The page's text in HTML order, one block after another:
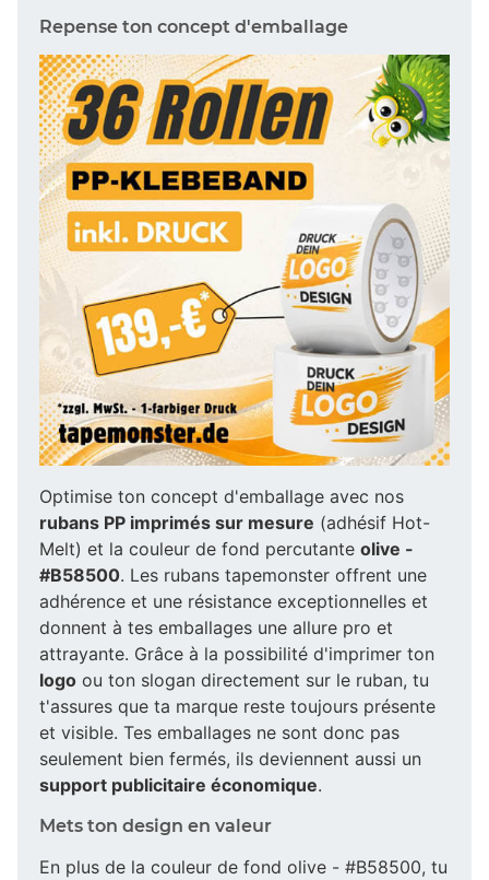
Repense ton concept d'emballage
Optimise ton concept d'emballage avec nos
rubans PP imprimés sur mesure (adhésif Hot-
Melt) et la couleur de fond percutante olive -
#B58500. Les rubans tapemonster offrent une
adhérence et une résistance exceptionnelles et
donnent à tes emballages une allure pro et
attrayante. Grâce à la possibilité d'imprimer ton
logo ou ton slogan directement sur le ruban, tu
t'assures que ta marque reste toujours présente
et visible. Tes emballages ne sont donc pas
seulement bien fermés, ils deviennent aussi un
support publicitaire économique.
Mets ton design en valeur
En plus de la couleur de fond olive - #B58500, tu